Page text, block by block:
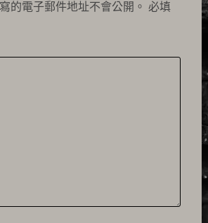
的電子郵件地址不會公開。 必填